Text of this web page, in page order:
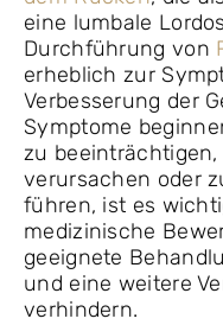
eine lumbale
Durchführung von
erheblich zur
Verbesserung der
Symptome
zu
verursachen oder
führen, ist es
medizinische
geeignete
und eine weitere
verhindern.